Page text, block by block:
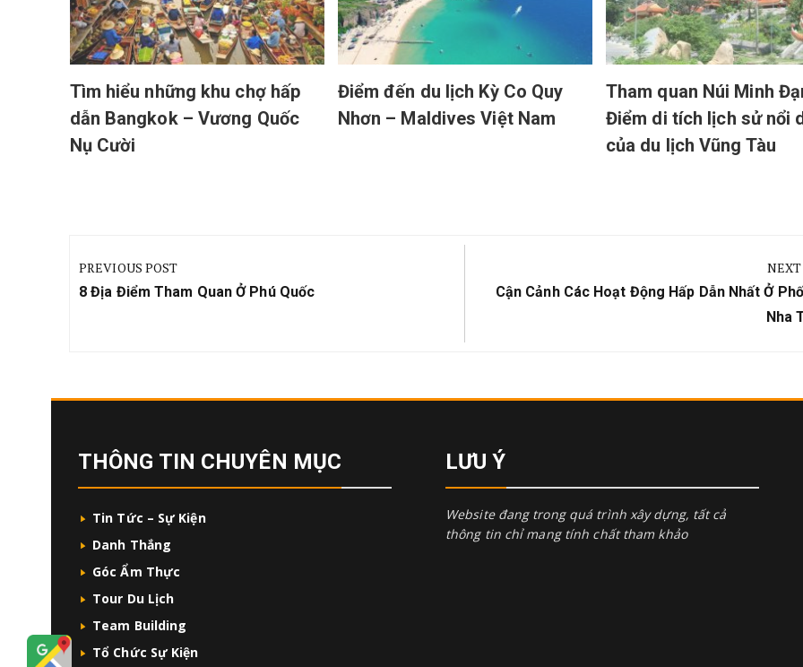
Tìm hiểu những khu chợ hấp
dẫn Bangkok – Vương Quốc
Nụ Cười
Điểm đến du lịch Kỳ Co Quy
Nhơn – Maldives Việt Nam
Tham quan Núi Minh
Điểm di tích lịch sử nổi
của du lịch Vũng Tàu
hướng
bài
PREVIOUS POST
Previous
8 Địa Điểm Tham Quan Ở Phú Quốc
Next
Cận Cảnh Các Hoạt Động Hấp Dẫn Nhất Ở
Nha
THÔNG TIN CHUYÊN MỤC
Tin Tức – Sự Kiện
Danh Thắng
Góc Ẩm Thực
Tour Du Lịch
Team Building
Tổ Chức Sự Kiện
LƯU Ý
Website đang trong quá trình xây dựng, tất cả
thông tin chỉ mang tính chất tham khảo